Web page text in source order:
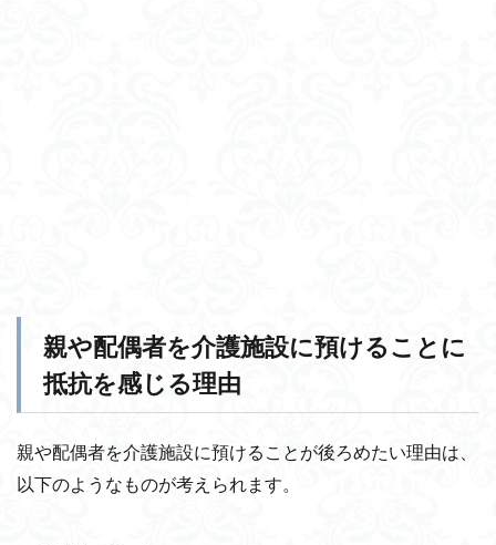
親や配偶者を介護施設に預けることに
抵抗を感じる理由
親や配偶者を介護施設に預けることが後ろめたい理由は、
以下のようなものが考えられます。